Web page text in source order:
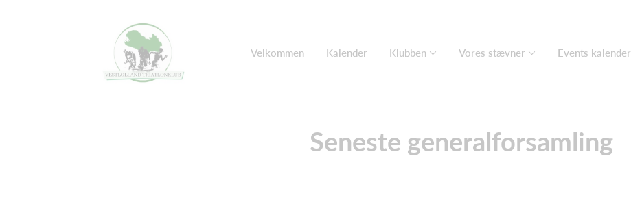
Velkommen Kalender Klubben Vores stævner Events kalender
Seneste generalforsamling